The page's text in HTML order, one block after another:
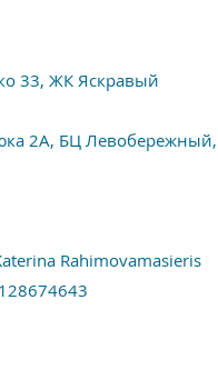
33, ЖК Яскравый
2А, БЦ Левобережный,
Rahimovamasieris